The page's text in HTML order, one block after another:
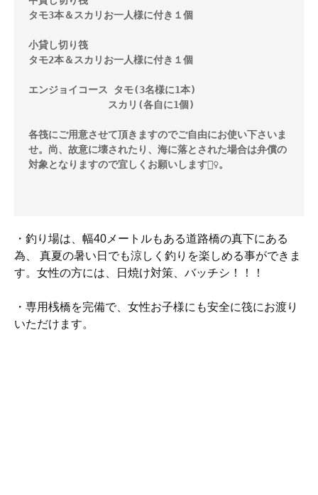
タモ3本＆スカリお一人様に付き１個
小貸し切り筏
タモ2本＆スカリお一人様に付き１個
エンジョイコース タモ(3名様に1本)
各筏にご用意させて頂きますのでご自由にお使い下さいま
せ。尚、故意に壊されたり、海に落とされた場合は弁償の
対象となりますので宜しくお願いします🙇‍♀️。
・釣り場は、幅40メートルもある道路橋の真下にある
為、 真夏の暑い日でも涼しく釣りを楽しめる事ができま
す。女性の方には、日焼け対策、バッチシ！！！
・専用桟橋を完備で、女性お子様にも安全に筏にお渡り
いただけます。